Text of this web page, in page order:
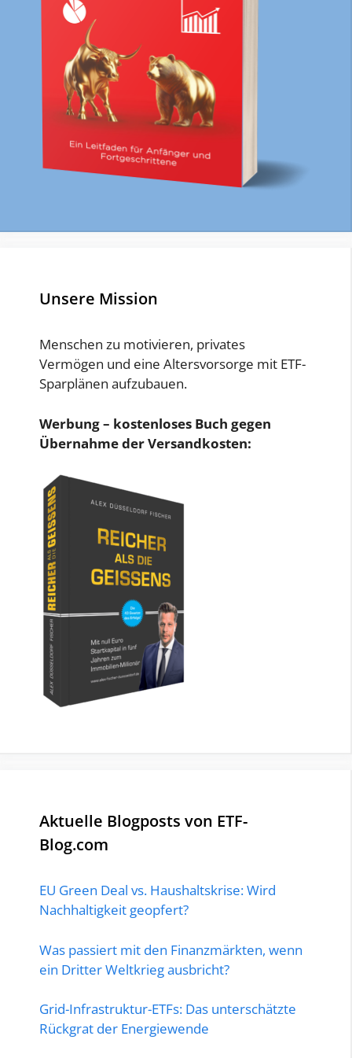
Unsere Mission
Menschen zu motivieren, privates
Vermögen und eine Altersvorsorge mit ETF-
Sparplänen aufzubauen.
Werbung – kostenloses Buch gegen
Übernahme der Versandkosten:
Aktuelle Blogposts von ETF-
Blog.com
EU Green Deal vs. Haushaltskrise: Wird
Nachhaltigkeit geopfert?
Was passiert mit den Finanzmärkten, wenn
ein Dritter Weltkrieg ausbricht?
Grid-Infrastruktur-ETFs: Das unterschätzte
Rückgrat der Energiewende